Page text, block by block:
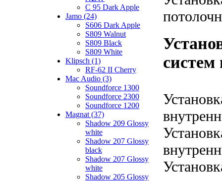
C 95 Dark Apple
Jamo (24)
S606 Dark Apple
S809 Walnut
S809 Black
S809 White
Klipsch (1)
RF-62 II Cherry
Mac Audio (3)
Soundforce 1300
Soundforce 2300
Soundforce 1200
Magnat (37)
Shadow 209 Glossy
white
Shadow 207 Glossy
black
Shadow 207 Glossy
white
Shadow 205 Glossy
систем